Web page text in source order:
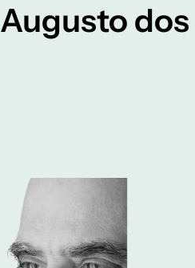
Augusto